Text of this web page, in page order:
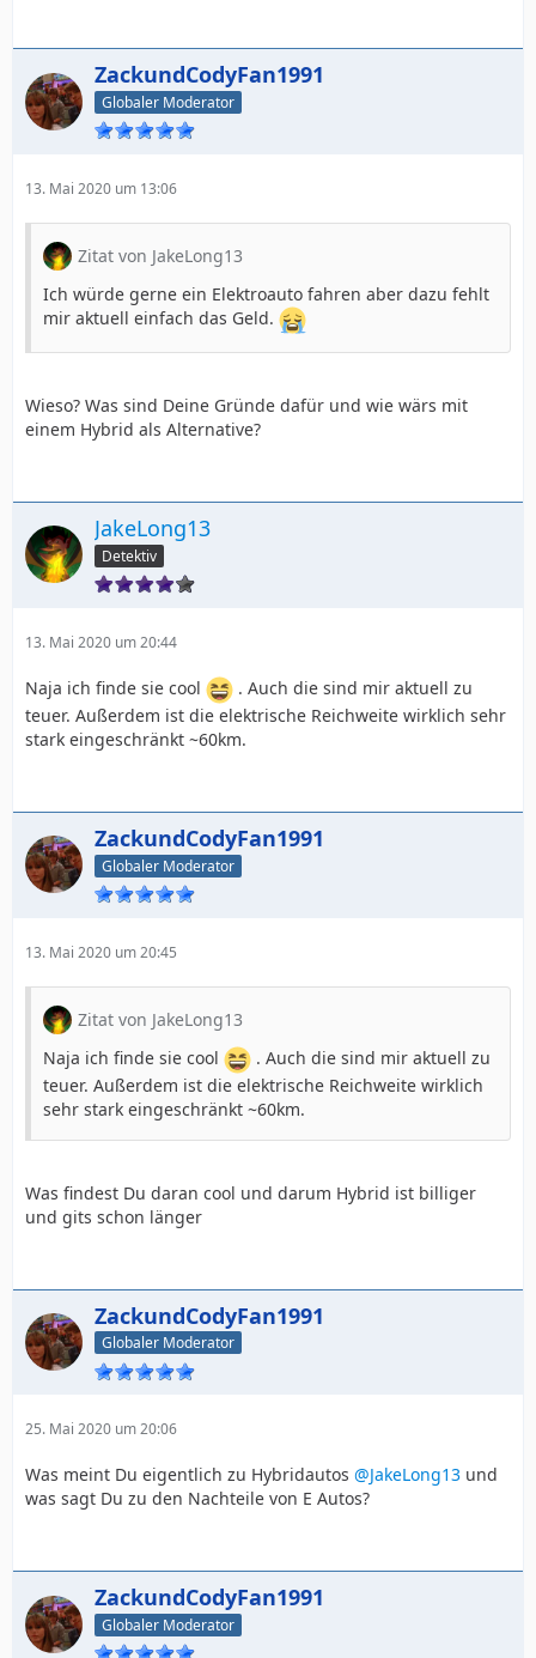
ZackundCodyFan1991
Globaler Moderator
13. Mai 2020 um 13:06
Zitat von JakeLong13
Ich würde gerne ein Elektroauto fahren aber dazu fehlt
mir aktuell einfach das Geld.
Wieso? Was sind Deine Gründe dafür und wie wärs mit
einem Hybrid als Alternative?
JakeLong13
Detektiv
13. Mai 2020 um 20:44
Naja ich finde sie cool
. Auch die sind mir aktuell zu
teuer. Außerdem ist die elektrische Reichweite wirklich sehr
stark eingeschränkt ~60km.
ZackundCodyFan1991
Globaler Moderator
13. Mai 2020 um 20:45
Zitat von JakeLong13
Naja ich finde sie cool
. Auch die sind mir aktuell zu
teuer. Außerdem ist die elektrische Reichweite wirklich
sehr stark eingeschränkt ~60km.
Was findest Du daran cool und darum Hybrid ist billiger
und gits schon länger
ZackundCodyFan1991
Globaler Moderator
25. Mai 2020 um 20:06
Was meint Du eigentlich zu Hybridautos @JakeLong13 und
was sagt Du zu den Nachteile von E Autos?
ZackundCodyFan1991
Globaler Moderator